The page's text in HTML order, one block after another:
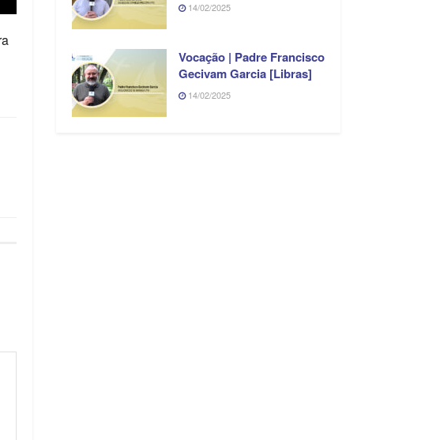
14/02/2025
Vocação | Padre Francisco
Gecivam Garcia [Libras]
14/02/2025